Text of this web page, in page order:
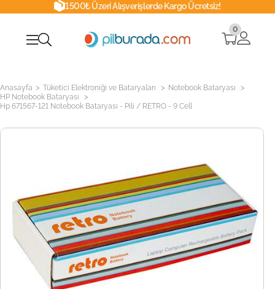
1500₺ Üzeri Alışverişlerde Kargo Ücretsiz!
0
Anasayfa > Tüketici Elektroniği ve Bataryaları > Notebook Bataryası >
HP Notebook Bataryası >
Hp 671567-121 Notebook Bataryası - Pili / RETRO - 9 Cell